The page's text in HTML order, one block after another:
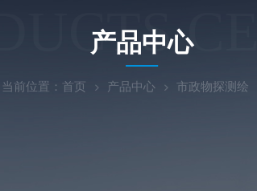
产品中心
当前位置： 首页 产品中心 市政物探测绘